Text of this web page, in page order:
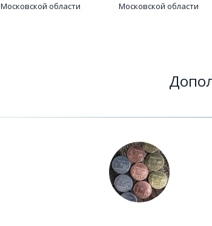
Московской области
Московской области